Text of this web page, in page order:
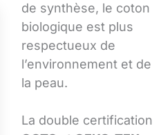
de synthèse, le coton
biologique est plus
respectueux de
l’environnement et de
la peau.
La double certification